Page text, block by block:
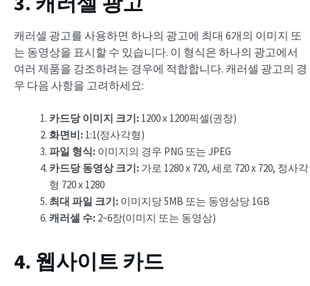
캐러셀 광고를 사용하면 하나의 광고에 최대 6개의 이미지 또
는 동영상을 표시할 수 있습니다. 이 형식은 하나의 광고에서
여러 제품을 강조하려는 경우에 적합합니다. 캐러셀 광고의 경
우 다음 사항을 고려하세요:
카드당 이미지 크기: 1200 x 1200픽셀(권장)
화면비: 1:1(정사각형)
파일 형식: 이미지의 경우 PNG 또는 JPEG
카드당 동영상 크기: 가로 1280 x 720, 세로 720 x 720, 정사각
형 720 x 1280
최대 파일 크기: 이미지당 5MB 또는 동영상당 1GB
캐러셀 수: 2~6장(이미지 또는 동영상)
4. 웹사이트 카드